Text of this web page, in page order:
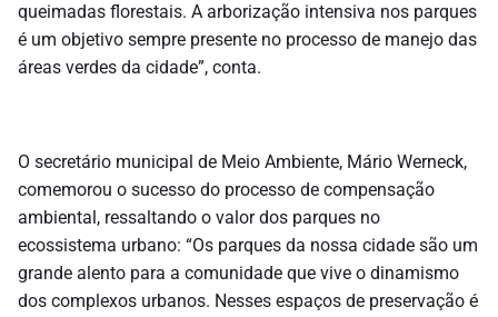
queimadas florestais. A arborização intensiva nos parques
é um objetivo sempre presente no processo de manejo das
áreas verdes da cidade”, conta.
O secretário municipal de Meio Ambiente, Mário Werneck,
comemorou o sucesso do processo de compensação
ambiental, ressaltando o valor dos parques no
ecossistema urbano: “Os parques da nossa cidade são um
grande alento para a comunidade que vive o dinamismo
dos complexos urbanos. Nesses espaços de preservação é